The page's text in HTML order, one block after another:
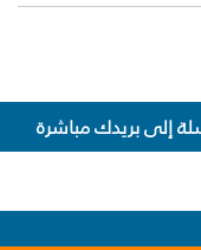
إلى بريدك مباشرة